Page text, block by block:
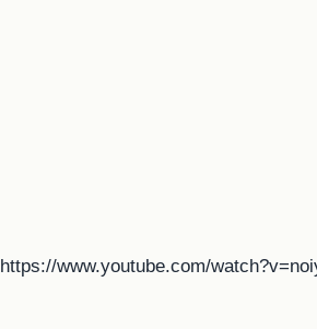
https://www.youtube.com/